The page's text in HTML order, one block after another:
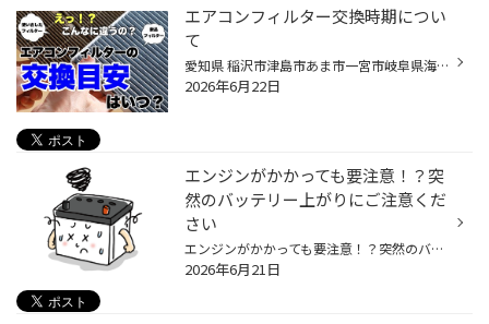
エアコンフィルター交換時期につい
て
愛知県 稲沢市津島市あま市一宮市岐阜県海津市 その他近隣のみなさま こんにちは(∵) 愛知県稲沢市福島町西尾張中央道沿い エンジン オイル交換 も出来る お店 【タイヤ館 稲沢】です。 パンク 補償 サービス もあります。 【祝】スマホ決済が導入！ d払い、ペイペイ、Rペイがご利用いただけます 本...
2026年6月22日
エンジンがかかっても要注意！？突
然のバッテリー上がりにご注意くだ
さい
エンジンがかかっても要注意！？突然のバッテリー上がりにご注意ください エンジンがかかる＝安心ではありません 「普通にエンジンかかるし、まだ大丈夫でしょ？」 実はそれ、突然バッテリー上がりを起こす前兆かもしれません。 最近のバッテリーは性能が高く、限界ギリギリまで使えてしまうため、...
2026年6月21日